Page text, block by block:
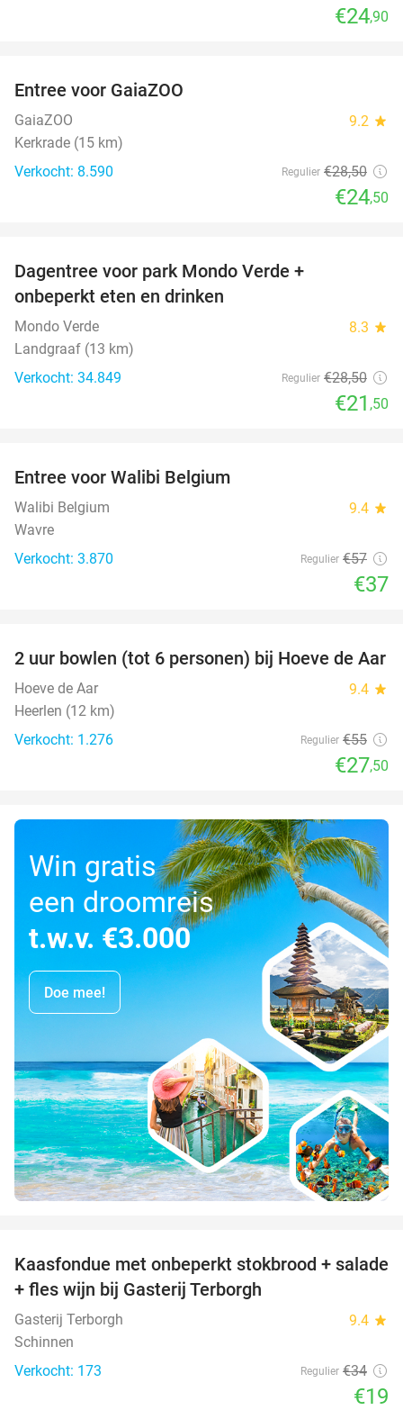
€24,90
Entree voor GaiaZOO
GaiaZOO 9.2 star
Kerkrade (15 km)
Verkocht: 8.590
Regulier €28,50
€24,50
Dagentree voor park Mondo Verde +
onbeperkt eten en drinken
Mondo Verde 8.3 star
Landgraaf (13 km)
Verkocht: 34.849
Regulier €28,50
€21 ,50
Entree voor Walibi Belgium
Walibi Belgium 9.4 star
Wavre
Verkocht: 3.870
Regulier €57
€37
50%
2 uur bowlen (tot 6 personen) bij Hoeve de Aar
Hoeve de Aar 9.4 star
Heerlen (12 km)
Verkocht: 1.276
Regulier €55
€27,50
Win gratis
een droomreis
t.w.v. €3.000
Doe mee!
44%
Kaasfondue met onbeperkt stokbrood + salade
+ fles wijn bij Gasterij Terborgh
Gasterij Terborgh 9.4 star
Schinnen
Verkocht: 173
Regulier €34
€19